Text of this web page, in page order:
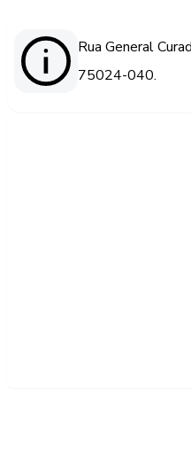
Rua General
75024-040.